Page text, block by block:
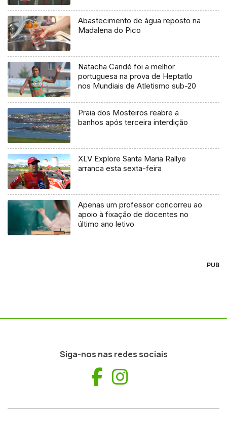
Abastecimento de água reposto na
Madalena do Pico
Natacha Candé foi a melhor
portuguesa na prova de Heptatlo
nos Mundiais de Atletismo sub-20
Praia dos Mosteiros reabre a
banhos após terceira interdição
XLV Explore Santa Maria Rallye
arranca esta sexta-feira
Apenas um professor concorreu ao
apoio à fixação de docentes no
último ano letivo
PUB
Siga-nos nas redes sociais
Facebook